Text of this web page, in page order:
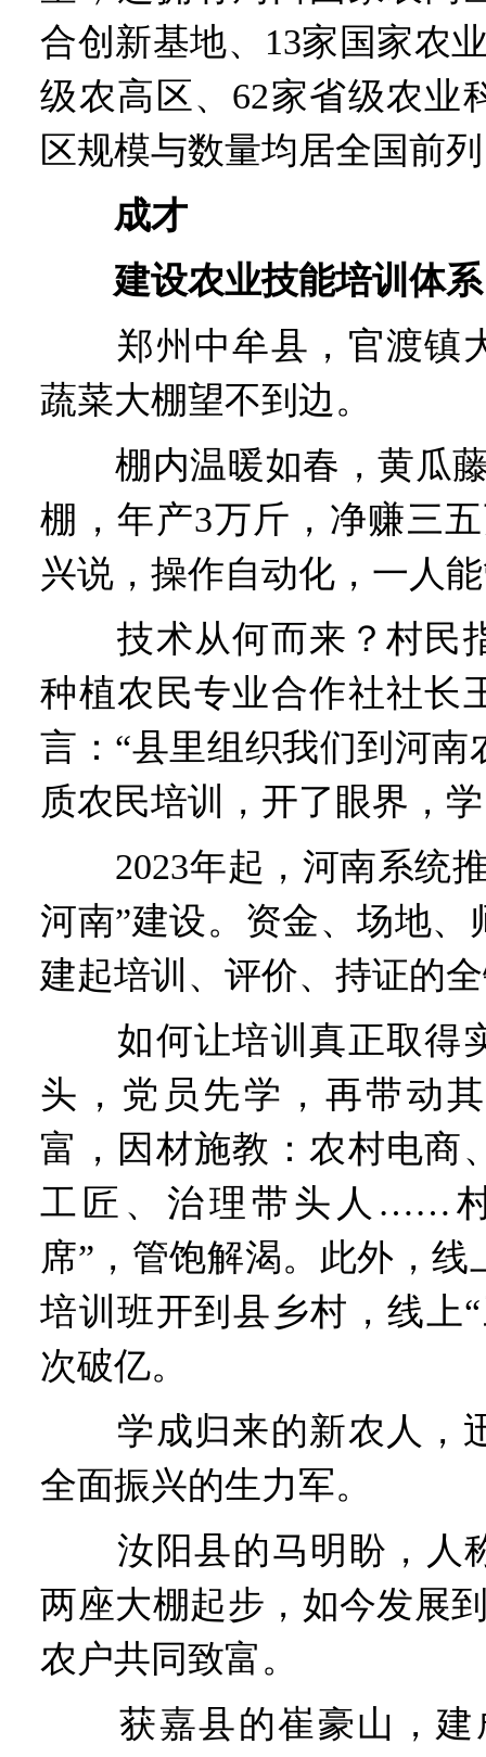
合创新基地、13家国家农
级农高区、62家省级农业
区规模与数量均居全国前
成才
建设农业技能培训体系
郑州中牟县，官渡镇
蔬菜大棚望不到边。
棚内温暖如春，黄瓜藤
棚，年产3万斤，净赚三
兴说，操作自动化，一人
技术从何而来？村民
种植农民专业合作社社长
言：“县里组织我们到河南
质农民培训，开了眼界，
2023年起，河南系统推
河南”建设。资金、场地、
建起培训、评价、持证的
如何让培训真正取得
头，党员先学，再带动
富，因材施教：农村电商
工匠、治理带头人……
席”，管饱解渴。此外，
培训班开到县乡村，线上
次破亿。
学成归来的新农人，
全面振兴的生力军。
汝阳县的马明盼，人
两座大棚起步，如今发展
农户共同致富。
获嘉县的崔豪山，建